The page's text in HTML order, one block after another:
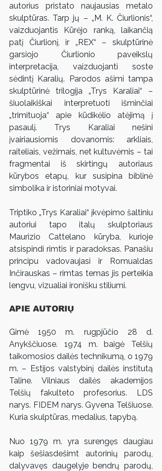
autorius pristato naujausias metalo
skulptūras. Tarp jų – „M. K. Čiurlionis“,
vaizduojantis Kūrėjo ranką, laikančią
patį Čiurlionį, ir „REX“ – skulptūrinė
garsiojo Čiurlionio paveikslų
interpretacija, vaizduojanti soste
sėdintį Karalių. Parodos ašimi tampa
skulptūrinė trilogija „Trys Karaliai“ –
šiuolaikiškai interpretuoti išminčiai
„trimituoja“ apie kūdikėlio atėjimą į
pasaulį. Trys Karaliai nešini
įvairiausiomis dovanomis: arkliais,
raiteliais, vežimais, net kultuvėmis – tai
fragmentai iš skirtingų autoriaus
kūrybos etapų, kur susipina biblinė
simbolika ir istoriniai motyvai.
Triptiko „Trys Karaliai“ įkvėpimo šaltiniu
autoriui tapo italų skulptoriaus
Maurizio Cattelano kūryba, kurioje
atsispindi rimtis ir paradoksas. Panašiu
principu vadovaujasi ir Romualdas
Inčirauskas – rimtas temas jis perteikia
lengvu, vizualiai ironišku stiliumi.
APIE AUTORIŲ
Gimė 1950 m. rugpjūčio 28 d.
Anykščiuose. 1974 m. baigė Telšių
taikomosios dailės technikumą, o 1979
m. – Estijos valstybinį dailės institutą
Taline. Vilniaus dailės akademijos
Telšių fakulteto profesorius. LDS
narys. FIDEM narys. Gyvena Telšiuose.
Kuria skulptūras, medalius, tapybą.
Nuo 1979 m. yra surengęs daugiau
kaip šešiasdešimt autorinių parodų,
dalyvavęs daugelyje bendrų parodų,